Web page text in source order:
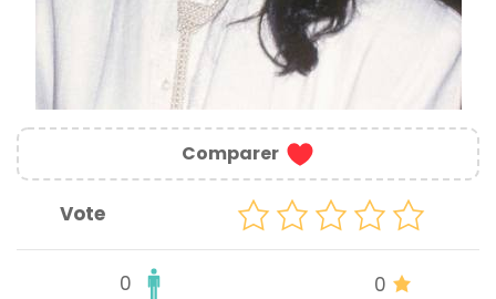
Comparer
Vote
0 0